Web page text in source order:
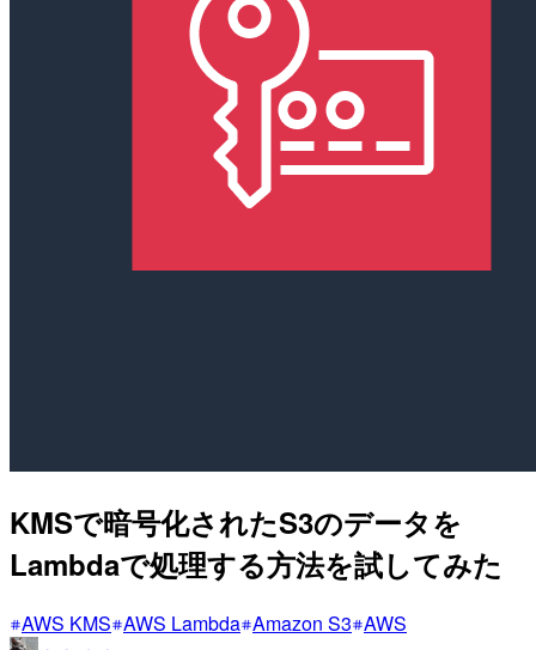
KMSで暗号化されたS3のデータを
Lambdaで処理する方法を試してみた
AWS KMS AWS Lambda Amazon S3 AWS